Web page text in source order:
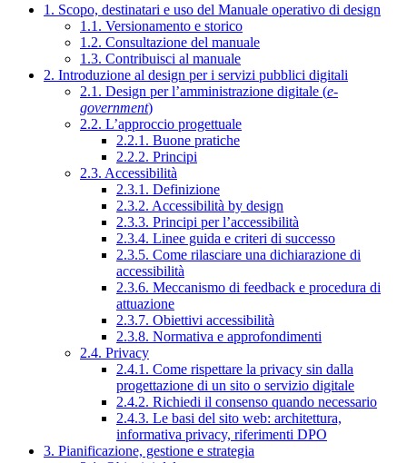
1. Scopo, destinatari e uso del Manuale operativo di design
1.1. Versionamento e storico
1.2. Consultazione del manuale
1.3. Contribuisci al manuale
2. Introduzione al design per i servizi pubblici digitali
2.1. Design per l’amministrazione digitale (e-
government)
2.2. L’approccio progettuale
2.2.1. Buone pratiche
2.2.2. Principi
2.3. Accessibilità
2.3.1. Definizione
2.3.2. Accessibilità by design
2.3.3. Principi per l’accessibilità
2.3.4. Linee guida e criteri di successo
2.3.5. Come rilasciare una dichiarazione di
accessibilità
2.3.6. Meccanismo di feedback e procedura di
attuazione
2.3.7. Obiettivi accessibilità
2.3.8. Normativa e approfondimenti
2.4. Privacy
2.4.1. Come rispettare la privacy sin dalla
progettazione di un sito o servizio digitale
2.4.2. Richiedi il consenso quando necessario
2.4.3. Le basi del sito web: architettura,
informativa privacy, riferimenti DPO
3. Pianificazione, gestione e strategia